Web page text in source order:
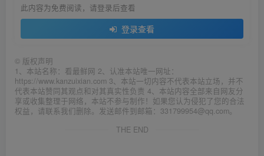
此内容为免费阅读，请登录后查看
登录查看
© 版权声明
1、本站名称：看最鲜网 2、认准本站唯一网址：
https://www.kanzuixian.com 3、本站一切内容不代表本站立场，并不
代表本站赞同其观点和对其真实性负责 4、本站内容全部来自网友分
享或收集整理于网络，本站不参与制作！如果您认为侵犯了您的合法
权益，请联系我们删除。发送邮件到邮箱：331799954@qq.com。
THE END